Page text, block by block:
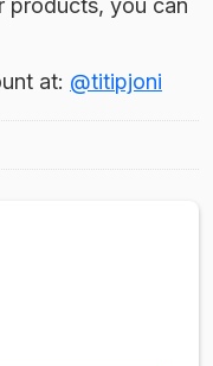
products, you can
at: @titipjoni